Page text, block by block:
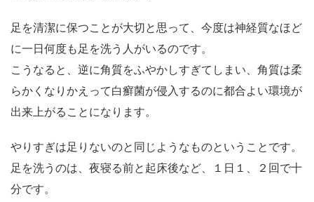
足を清潔に保つことが大切と思って、今度は神経質なほど
に一日何度も足を洗う人 がいるのです。
こうなると、逆に角質をふやかしすぎてしまい、角質は柔
らかくなりかえって白癬菌が侵入するのに都合よい環境が
出来上がることになります。
やりすぎは足りないのと同じようなものということです。
足を洗うのは、夜寝る前と起床後など、１日１、２回で十
分です。